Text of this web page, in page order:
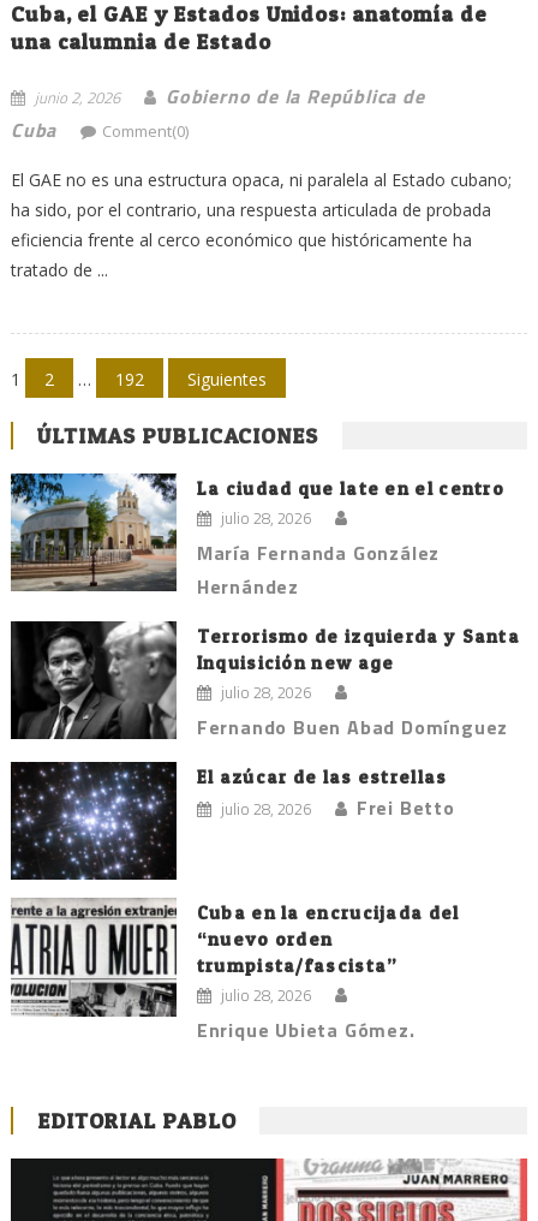
Cuba, el GAE y Estados Unidos: anatomía de
una calumnia de Estado
junio 2, 2026
Gobierno de la República de
Cuba
Comment(0)
El GAE no es una estructura opaca, ni paralela al Estado cubano;
ha sido, por el contrario, una respuesta articulada de probada
eficiencia frente al cerco económico que históricamente ha
tratado de ...
Navegación
de
entradas
1 2 … 192 Siguientes
ÚLTIMAS PUBLICACIONES
La ciudad que late en el centro
julio 28, 2026
María Fernanda González
Hernández
Terrorismo de izquierda y Santa
Inquisición new age
julio 28, 2026
Fernando Buen Abad Domínguez
El azúcar de las estrellas
julio 28, 2026 Frei Betto
Cuba en la encrucijada del
“nuevo orden
trumpista/fascista”
julio 28, 2026
Enrique Ubieta Gómez.
EDITORIAL PABLO